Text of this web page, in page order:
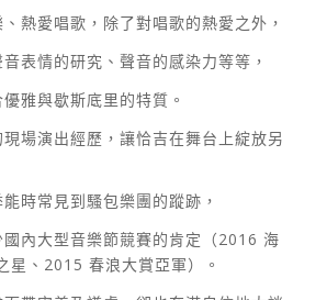
熱愛唱歌，除了對唱歌的熱愛之外，
表情的研究、聲音的感染力等等，
雅與歇斯底里的特質。
場演出經歷，讓恰吉在舞台上綻放另
時常見到騷包樂團的蹤跡，
內大型音樂節競賽的肯定（2016 海
星、2015 春浪大賞亞軍）。